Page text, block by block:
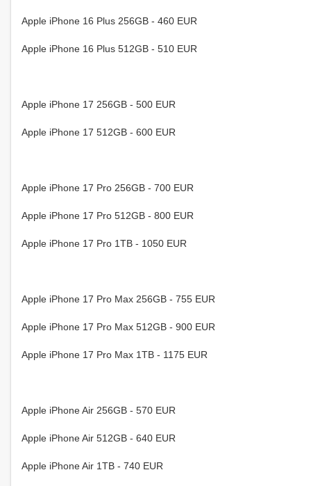
Apple iPhone 16 Plus 256GB - 460 EUR
Apple iPhone 16 Plus 512GB - 510 EUR
Apple iPhone 17 256GB - 500 EUR
Apple iPhone 17 512GB - 600 EUR
Apple iPhone 17 Pro 256GB - 700 EUR
Apple iPhone 17 Pro 512GB - 800 EUR
Apple iPhone 17 Pro 1TB - 1050 EUR
Apple iPhone 17 Pro Max 256GB - 755 EUR
Apple iPhone 17 Pro Max 512GB - 900 EUR
Apple iPhone 17 Pro Max 1TB - 1175 EUR
Apple iPhone Air 256GB - 570 EUR
Apple iPhone Air 512GB - 640 EUR
Apple iPhone Air 1TB - 740 EUR